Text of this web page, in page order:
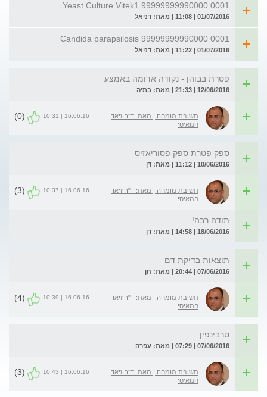
Yeast Culture Vitek1 99999999990000 0001
01/07/2016 | 11:08 | מאת: דניאל
Candida parapsilosis 99999999990000 0001
01/07/2016 | 11:22 | מאת: דניאל
פטרת בבוהן - נקודה אדומה באמצע
12/06/2016 | 21:33 | מאת: בתיה
תשובת מומחה | מאת: ד"ר זיאד
חמאיסי
16.06.16 | 10:31
(0)
ספק פטרת ספק פסוריאזיס
10/06/2016 | 11:12 | מאת: דן
תשובת מומחה | מאת: ד"ר זיאד
חמאיסי
16.06.16 | 10:37
(3)
תודה רבה!
18/06/2016 | 14:58 | מאת: דן
תוצאות בדיקת דם
07/06/2016 | 20:44 | מאת: חן
תשובת מומחה | מאת: ד"ר זיאד
חמאיסי
16.06.16 | 10:39
(4)
טרבינפין
07/06/2016 | 07:29 | מאת: עפרה
תשובת מומחה | מאת: ד"ר זיאד
חמאיסי
16.06.16 | 10:43
(3)